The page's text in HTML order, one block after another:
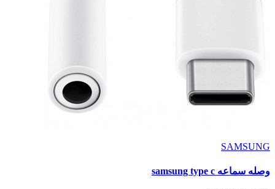
SAMSUNG
وصله سماعه samsung type c